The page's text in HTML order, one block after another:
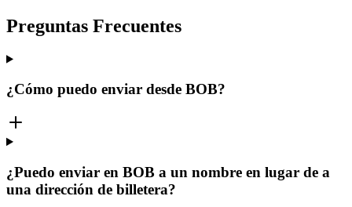
Preguntas Frecuentes
¿Cómo puedo enviar desde BOB?
¿Puedo enviar en BOB a un nombre en lugar de a
una dirección de billetera?